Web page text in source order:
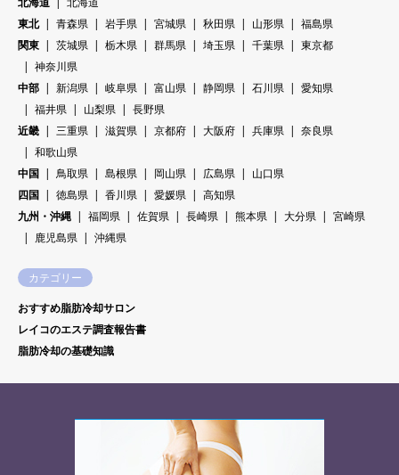
東北
青森県 岩手県 宮城県 秋田県 山形県
福島県
関東
茨城県 栃木県 群馬県 埼玉県 千葉県
東京都
神奈川県
中部
新潟県 岐阜県 富山県 静岡県 石川県
愛知県
福井県
山梨県
長野県
近畿
三重県 滋賀県 京都府 大阪府 兵庫県
奈良県
和歌山県
中国
鳥取県 島根県 岡山県 広島県
山口県
四国
徳島県 香川県 愛媛県
高知県
九州・沖縄
福岡県 佐賀県 長崎県 熊本県 大分県
宮崎県
鹿児島県
沖縄県
カテゴリー
おすすめ脂肪冷却サロン
レイコのエステ調査報告書
脂肪冷却の基礎知識